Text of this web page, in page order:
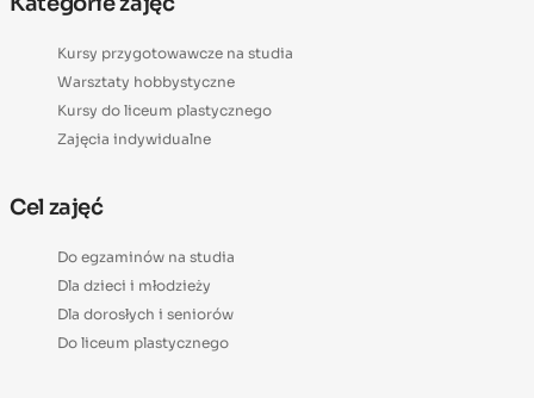
Kursy przygotowawcze na studia
Warsztaty hobbystyczne
Kursy do liceum plastycznego
Zajęcia indywidualne
Cel zajęć
Do egzaminów na studia
Dla dzieci i młodzieży
Dla dorosłych i seniorów
Do liceum plastycznego